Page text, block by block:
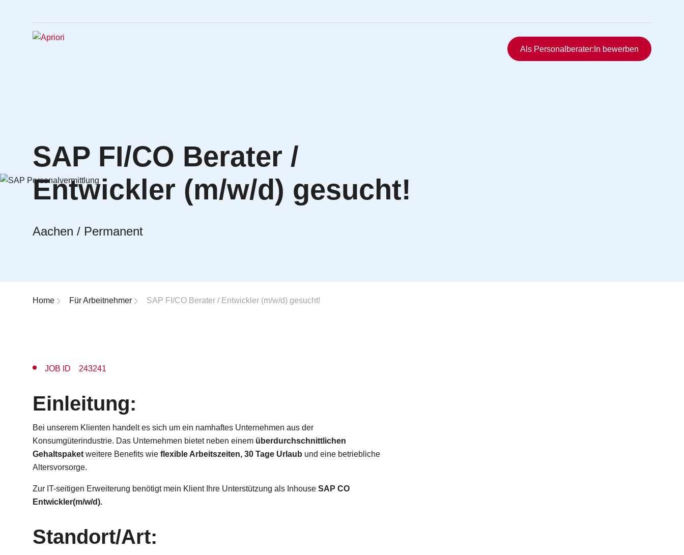
Schnellzugriff
Karriere bei APRIORI
Als Personalberater:In bewerben
SAP FI/CO Berater /
Entwickler (m/w/d) gesucht!
Aachen / Permanent
Breadcrumb-Navigation
Home Für Arbeitnehmer SAP FI/CO Berater / Entwickler (m/w/d) gesucht!
JOB ID 243241
Einleitung:
Bei unserem Klienten handelt es sich um ein namhaftes Unternehmen aus der
Konsumgüterindustrie. Das Unternehmen bietet neben einem überdurchschnittlichen
Gehaltspaket weitere Benefits wie flexible Arbeitszeiten, 30 Tage Urlaub und eine betriebliche
Altersvorsorge.
Zur IT-seitigen Erweiterung benötigt mein Klient Ihre Unterstützung als Inhouse SAP CO
Entwickler(m/w/d).
Standort/Art: